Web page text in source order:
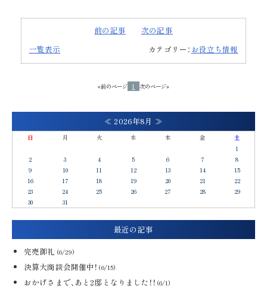
前の記事
次の記事
一覧表示
カテゴリー： お役立ち情報
«前のページ 1 次のページ»
≪ 2026年8月 ≫
日 月 火 水 木 金
土
1
2
3 4 5 6 7
8
9
10 11 12 13 14
15
16
17 18 19 20 21
22
23
24 25 26 27 28
29
30
31
最近の記事
完売御礼 (6/29)
決算大商談会開催中！ (6/15)
おかげさまで、あと2邸となりました！！ (6/1)